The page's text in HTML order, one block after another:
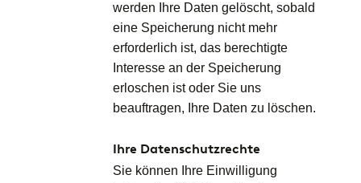
werden Ihre Daten gelöscht, sobald
eine Speicherung nicht mehr
erforderlich ist, das berechtigte
Interesse an der Speicherung
erloschen ist oder Sie uns
beauftragen, Ihre Daten zu löschen.
Ihre Datenschutzrechte
Sie können Ihre Einwilligung